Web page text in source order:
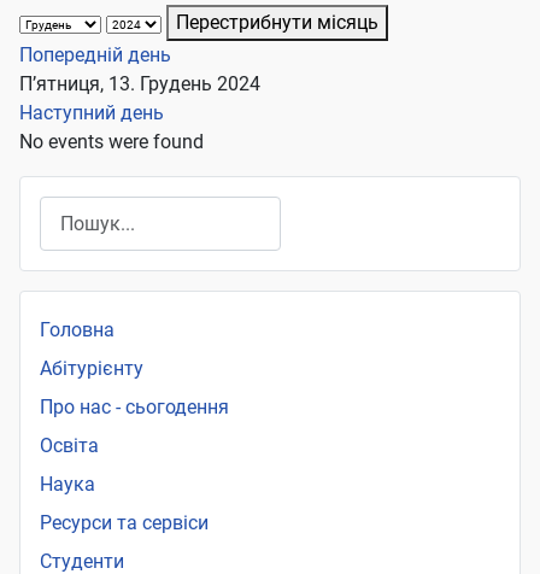
Перестрибнути місяць
Попередній день
П’ятниця, 13. Грудень 2024
Наступний день
No events were found
Головна
Абітурієнту
Про нас - сьогодення
Освіта
Наука
Ресурси та сервіси
Студенти